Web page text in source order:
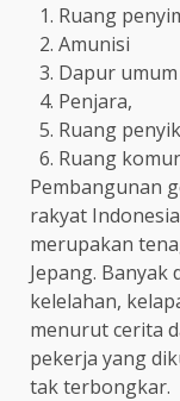
Ruang
Amunisi
Dapur umum
Penjara,
Ruang
Ruang
Pembangunan
rakyat
merupakan
Jepang.
kelelahan,
menurut cerita
pekerja yang
tak terbongkar.